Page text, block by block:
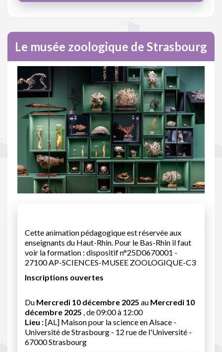
Le musée zoologique de Strasbourg
Cette animation pédagogique est réservée aux
enseignants du Haut-Rhin. Pour le Bas-Rhin il faut
voir la formation : dispositif n°25D0670001 -
27100 AP-SCIENCES-MUSEE ZOOLOGIQUE-C3
Inscriptions ouvertes
Du Mercredi 10 décembre 2025 au Mercredi 10
décembre 2025 , de 09:00 à 12:00
Lieu :[AL] Maison pour la science en Alsace -
Université de Strasbourg - 12 rue de l'Université -
67000 Strasbourg